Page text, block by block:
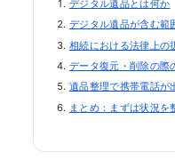
デジタル遺品とは何か
デジタル遺品が含む範
相続における法律上の
データ復元・削除の際
遺品整理で携帯電話が
まとめ：まずは状況を